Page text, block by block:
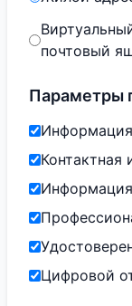
почтовый
Параметры
Контактная
Цифровой